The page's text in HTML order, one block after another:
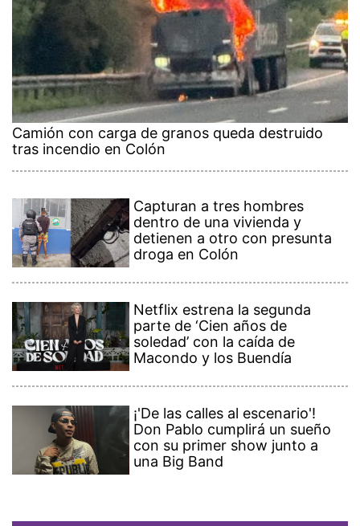
Camión con carga de granos queda destruido
tras incendio en Colón
Capturan a tres hombres
dentro de una vivienda y
detienen a otro con presunta
droga en Colón
Netflix estrena la segunda
parte de ‘Cien años de
soledad’ con la caída de
Macondo y los Buendía
¡'De las calles al escenario'!
Don Pablo cumplirá un sueño
con su primer show junto a
una Big Band